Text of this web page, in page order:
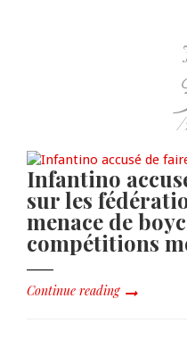
/
Infantino
sur les
menace de
compétitions
Continue reading